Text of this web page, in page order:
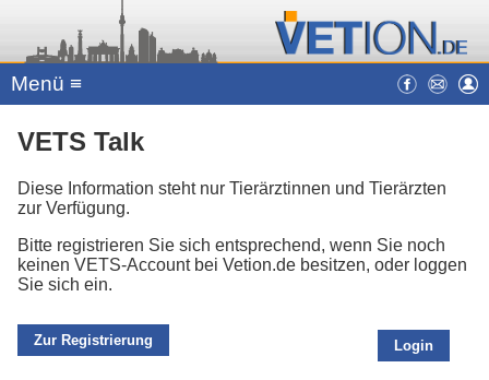
Menü ≡
VETS Talk
Diese Information steht nur Tierärztinnen und Tierärzten
zur Verfügung.
Bitte registrieren Sie sich entsprechend, wenn Sie noch
keinen VETS-Account bei Vetion.de besitzen, oder loggen
Sie sich ein.
Zur Registrierung Login